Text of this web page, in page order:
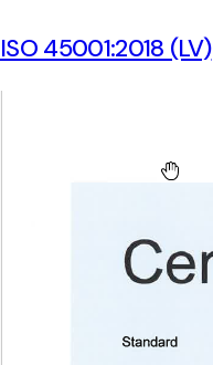
ISO 45001:2018 (LV)